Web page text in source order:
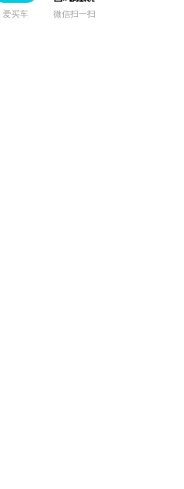
爱买车 微信扫一扫